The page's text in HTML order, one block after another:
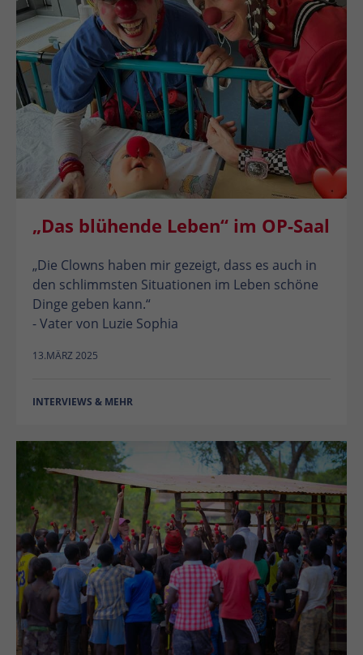
„Das blühende Leben“ im OP-Saal
„Die Clowns haben mir gezeigt, dass es auch in
den schlimmsten Situationen im Leben schöne
Dinge geben kann.“
- Vater von Luzie Sophia
13.MÄRZ 2025
INTERVIEWS & MEHR